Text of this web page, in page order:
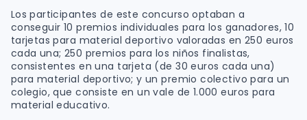
Los participantes de este concurso optaban a
conseguir 10 premios individuales para los ganadores, 10
tarjetas para material deportivo valoradas en 250 euros
cada una; 250 premios para los niños finalistas,
consistentes en una tarjeta (de 30 euros cada una)
para material deportivo; y un premio colectivo para un
colegio, que consiste en un vale de 1.000 euros para
material educativo.